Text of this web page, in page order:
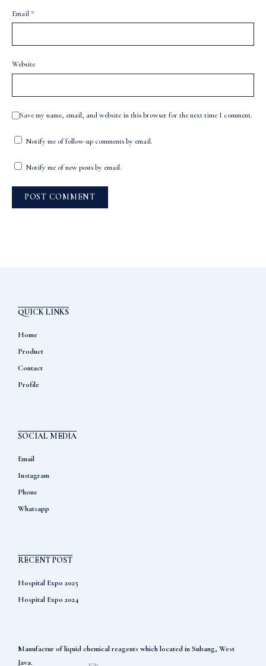
Email *
Website
Save my name, email, and website in this browser for the next time I comment.
Notify me of follow-up comments by email.
Notify me of new posts by email.
QUICK LINKS
Home
Product
Contact
Profile
SOCIAL MEDIA
Email
Instagram
Phone
Whatsapp
RECENT POST
Hospital Expo 2025
Hospital Expo 2024
Manufactur of liquid chemical reagents which located in Subang, West
Java.